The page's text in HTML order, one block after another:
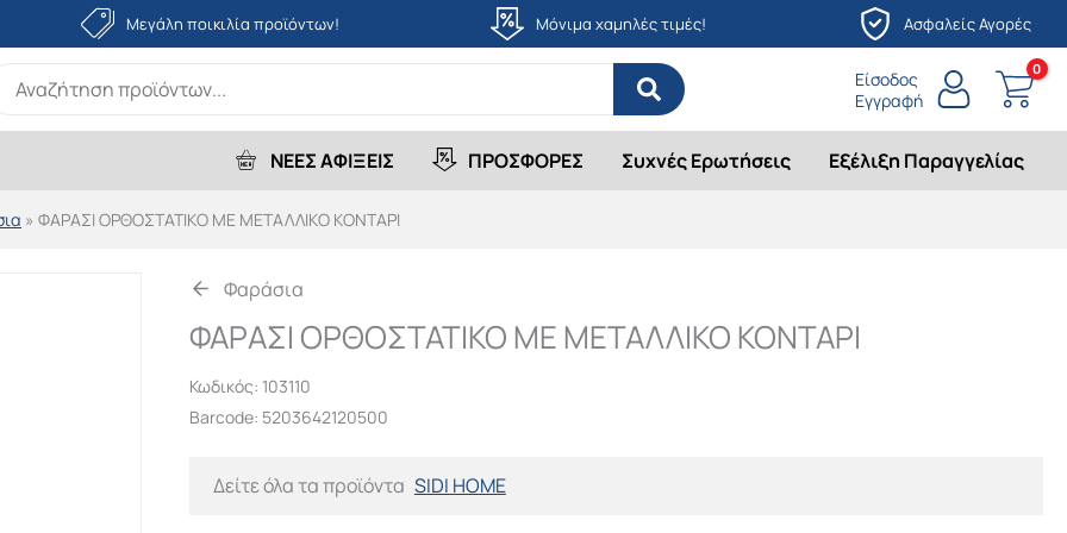
Μεγάλη ποικιλία προϊόντων! Μόνιμα χαμηλές τιμές! Ασφαλείς Αγορές
Είσοδος
Εγγραφή
ΝΕΕΣ ΑΦΙΞΕΙΣ ΠΡΟΣΦΟΡΕΣ Συχνές Ερωτήσεις Εξέλιξη Παραγγελίας
» ΦΑΡΑΣΙ ΟΡΘΟΣΤΑΤΙΚΟ ΜΕ ΜΕΤΑΛΛΙΚΟ ΚΟΝΤΑΡΙ
Φαράσια
ΦΑΡΑΣΙ ΟΡΘΟΣΤΑΤΙΚΟ ΜΕ ΜΕΤΑΛΛΙΚΟ ΚΟΝΤΑΡΙ
Κωδικός: 103110
Barcode: 5203642120500
Δείτε όλα τα προϊόντα SIDI HOME